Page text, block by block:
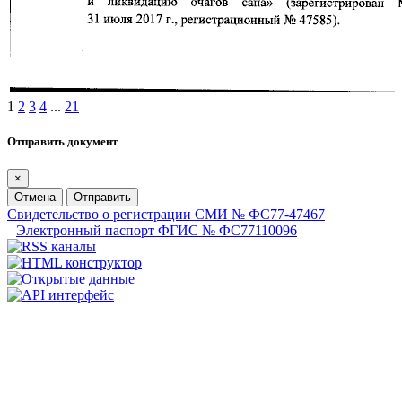
1 2 3 4 ... 21
Отправить документ
×
Отмена
Отправить
Свидетельство о регистрации СМИ № ФС77-47467
Электронный паспорт ФГИС № ФС77110096